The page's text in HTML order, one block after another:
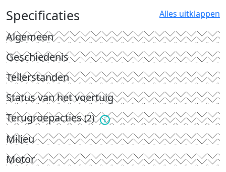
Specificaties Alles uitklappen
Algemeen
Geschiedenis
Tellerstanden
Status van het voertuig
Terugroepacties(2)
Milieu
Motor